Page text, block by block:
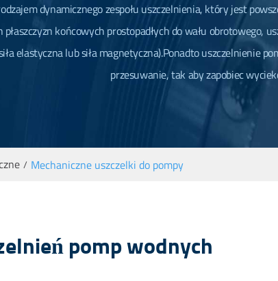
O.E.M. Uszczelnienia mechaniczne
uszczelnienie części zamiennych pierścieni
Odcinek części zamiennych
dynamicznego zespołu uszczelnienia, który jest
końcowych prostopadłych do wału
elastyczna lub siła magnetyczna).Ponadto uszczelnienie
przesuwanie, tak aby zapobiec
Mechaniczne uszczelki do pompy
pomp wodnych